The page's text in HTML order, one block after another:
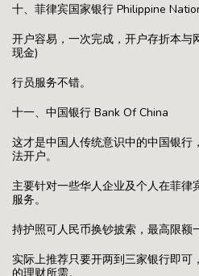
十、菲律宾国家银行 Philippine
开户容易，一次完成，开户存折本与
现金)
行员服务不错。
十一、中国银行 Bank Of China
这才是中国人传统意识中的中国银行
法开户。
主要针对一些华人企业及个人在菲律
服务。
持护照可人民币换钞披索，最高限额
实际上推荐只要开两到三家银行即可